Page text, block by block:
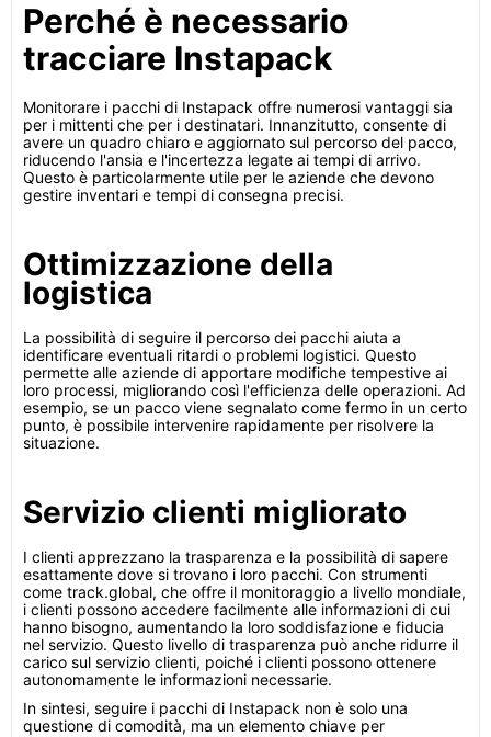
Perché è necessario
tracciare Instapack
Monitorare i pacchi di Instapack offre numerosi vantaggi sia
per i mittenti che per i destinatari. Innanzitutto, consente di
avere un quadro chiaro e aggiornato sul percorso del pacco,
riducendo l'ansia e l'incertezza legate ai tempi di arrivo.
Questo è particolarmente utile per le aziende che devono
gestire inventari e tempi di consegna precisi.
Ottimizzazione della
logistica
La possibilità di seguire il percorso dei pacchi aiuta a
identificare eventuali ritardi o problemi logistici. Questo
permette alle aziende di apportare modifiche tempestive ai
loro processi, migliorando così l'efficienza delle operazioni. Ad
esempio, se un pacco viene segnalato come fermo in un certo
punto, è possibile intervenire rapidamente per risolvere la
situazione.
Servizio clienti migliorato
I clienti apprezzano la trasparenza e la possibilità di sapere
esattamente dove si trovano i loro pacchi. Con strumenti
come track.global, che offre il monitoraggio a livello mondiale,
i clienti possono accedere facilmente alle informazioni di cui
hanno bisogno, aumentando la loro soddisfazione e fiducia
nel servizio. Questo livello di trasparenza può anche ridurre il
carico sul servizio clienti, poiché i clienti possono ottenere
autonomamente le informazioni necessarie.
In sintesi, seguire i pacchi di Instapack non è solo una
questione di comodità, ma un elemento chiave per